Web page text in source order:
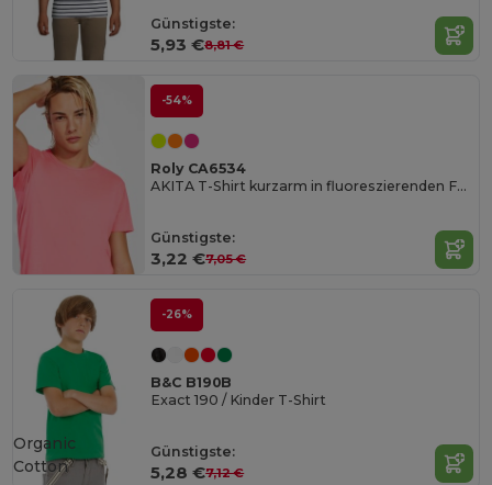
Günstigste:
5,93 €8,81 €
-54%
Roly CA6534
AKITA T-Shirt kurzarm in fluoreszierenden Farben
Günstigste:
3,22 €7,05 €
-26%
B&C B190B
Exact 190 / Kinder T-Shirt
Günstigste:
5,28 €7,12 €
Organic
Cotton